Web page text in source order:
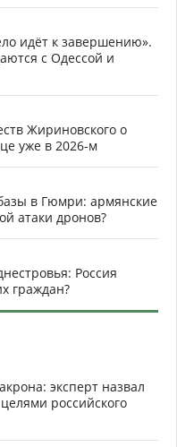
идёт к завершению».
с Одессой и
Жириновского о
уже в 2026-м
в Гюмри: армянские
атаки дронов?
Россия
граждан?
эксперт назвал
российского